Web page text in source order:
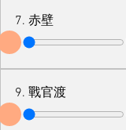
7. 赤壁
9. 戰官渡